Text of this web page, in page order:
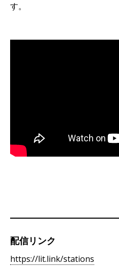
す。
配信リンク
https://lit.link/stations